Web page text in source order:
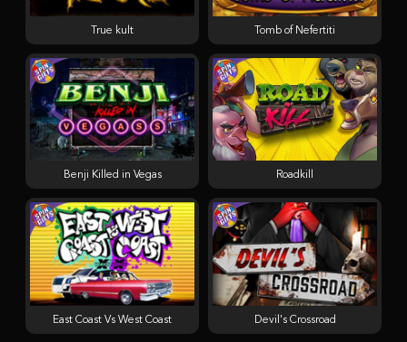
Roadkill
Benji Killed in Vegas
Devil's Crossroad
Tomb of Nefertiti
East Coast Vs West Coast
True kult